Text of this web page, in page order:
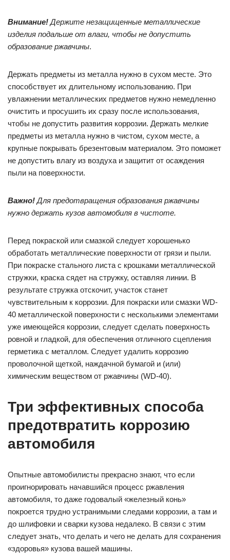
Внимание! Держите незащищенные металлические
изделия подальше от влаги, чтобы не допустить
образование ржавчины.
Держать предметы из металла нужно в сухом месте. Это
способствует их длительному использованию. При
увлажнении металлических предметов нужно немедленно
очистить и просушить их сразу после использования,
чтобы не допустить развития коррозии. Держать мелкие
предметы из металла нужно в чистом, сухом месте, а
крупные покрывать брезентовым материалом. Это поможет
не допустить влагу из воздуха и защитит от осаждения
пыли на поверхности.
Важно! Для предотвращения образования ржавчины
нужно держать кузов автомобиля в чистоте.
Перед покраской или смазкой следует хорошенько
обработать металлические поверхности от грязи и пыли.
При покраске стального листа с крошками металлической
стружки, краска сядет на стружку, оставляя линии. В
результате стружка отскочит, участок станет
чувствительным к коррозии. Для покраски или смазки WD-
40 металлической поверхности с несколькими элементами
уже имеющейся коррозии, следует сделать поверхность
ровной и гладкой, для обеспечения отличного сцепления
герметика с металлом. Следует удалить коррозию
проволочной щеткой, наждачной бумагой и (или)
химическим веществом от ржавчины (WD-40).
Три эффективных способа
предотвратить коррозию
автомобиля
Опытные автомобилисты прекрасно знают, что если
проигнорировать начавшийся процесс ржавления
автомобиля, то даже годовалый «железный конь»
покроется трудно устранимыми следами коррозии, а там и
до шлифовки и сварки кузова недалеко. В связи с этим
следует знать, что делать и чего не делать для сохранения
«здоровья» кузова вашей машины.